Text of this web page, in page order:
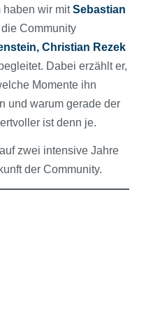
haben wir mitSebastian
Community
Christian Rezek
Dabei erzählt er,
Momente ihn
und warum gerade der
ist denn je.
zwei intensive Jahre
der Community.